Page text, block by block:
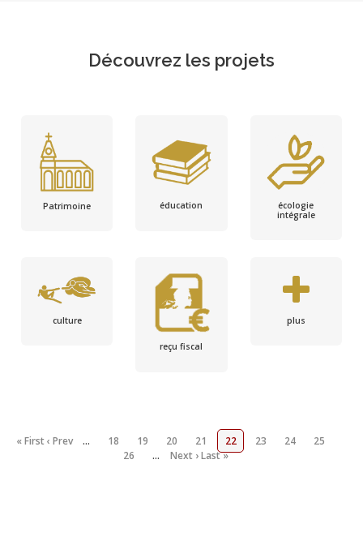
Découvrez les projets
Patrimoine éducation
écologie
intégrale
culture
reçu fiscal
plus
« First ‹ Prev … 18 19 20 21 22 23 24
25
26
… Next › Last »